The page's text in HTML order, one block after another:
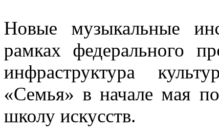
Новые музыкальные
рамках федерального
инфраструктура
«Семья» в начале мая
школу искусств.